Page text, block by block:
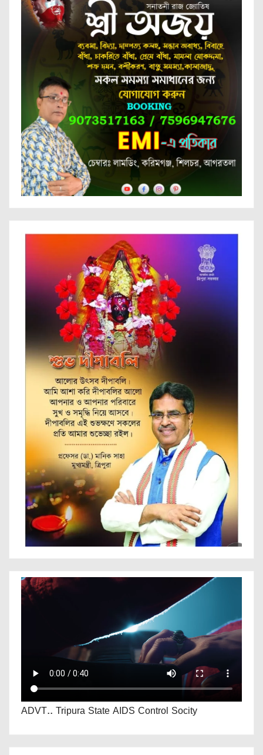
ADVT.. Tripura State AIDS Control Socity